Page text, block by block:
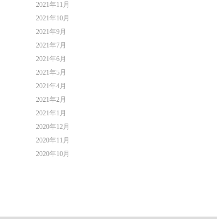
2021年11月
2021年10月
2021年9月
2021年7月
2021年6月
2021年5月
2021年4月
2021年2月
2021年1月
2020年12月
2020年11月
2020年10月